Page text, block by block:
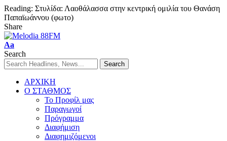
Reading: Στυλίδα: Λαοθάλασσα στην κεντρική ομιλία του Θανάση
Παπαϊωάννου (φωτο)
Share
Aa
Search
ΑΡΧΙΚΗ
Ο ΣΤΑΘΜΟΣ
Το Προφίλ μας
Παραγωγοί
Πρόγραμμα
Διαφήμιση
Διαφημιζόμενοι